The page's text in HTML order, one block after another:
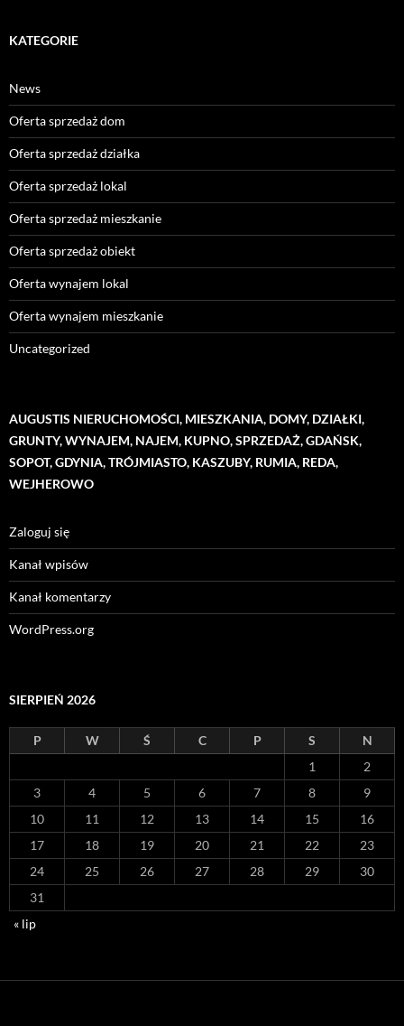
KATEGORIE
News
Oferta sprzedaż dom
Oferta sprzedaż działka
Oferta sprzedaż lokal
Oferta sprzedaż mieszkanie
Oferta sprzedaż obiekt
Oferta wynajem lokal
Oferta wynajem mieszkanie
Uncategorized
AUGUSTIS NIERUCHOMOŚCI, MIESZKANIA, DOMY, DZIAŁKI,
GRUNTY, WYNAJEM, NAJEM, KUPNO, SPRZEDAŻ, GDAŃSK,
SOPOT, GDYNIA, TRÓJMIASTO, KASZUBY, RUMIA, REDA,
WEJHEROWO
Zaloguj się
Kanał wpisów
Kanał komentarzy
WordPress.org
SIERPIEŃ 2026
P W Ś C P S
N
1
2
3
4 5 6 7 8
9
10
11 12 13 14 15
16
17
18 19 20 21 22
23
24
25 26 27 28 29
30
31
« lip